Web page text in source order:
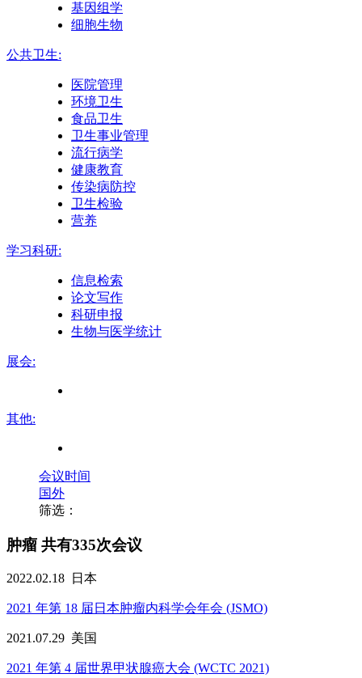
基因组学
细胞生物
公共卫生:
医院管理
环境卫生
食品卫生
卫生事业管理
流行病学
健康教育
传染病防控
卫生检验
营养
学习科研:
信息检索
论文写作
科研申报
生物与医学统计
展会:
其他:
会议时间
国外
筛选：
肿瘤 共有335次会议
2022.02.18 日本
2021 年第 18 届日本肿瘤内科学会年会 (JSMO)
2021.07.29 美国
2021 年第 4 届世界甲状腺癌大会 (WCTC 2021)